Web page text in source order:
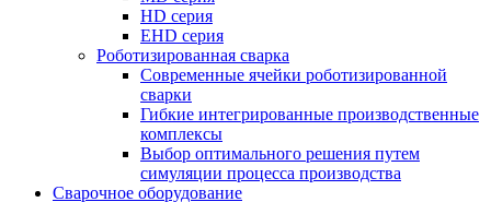
HD серия
EHD серия
Роботизированная сварка
Современные ячейки роботизированной
сварки
Гибкие интегрированные производственные
комплексы
Выбор оптимального решения путем
симуляции процесса производства
Сварочное оборудование